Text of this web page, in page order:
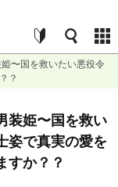
姫〜国を救いたい悪役令
？
装姫〜国を救い
姿で真実の愛を
すか？？